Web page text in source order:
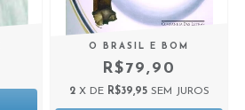
O BRASIL E BOM
R$79,90
2 X DE R$39,95 SEM JUROS